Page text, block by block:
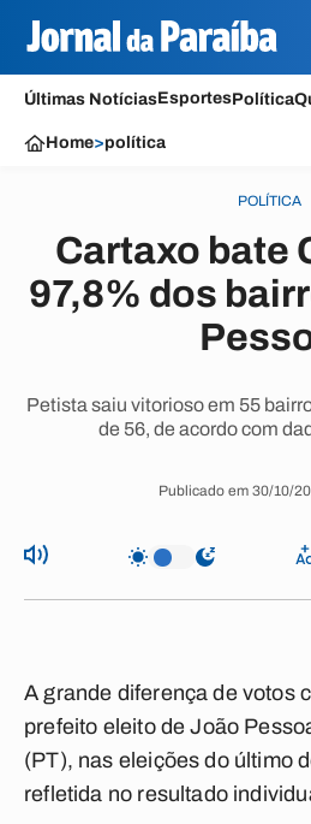
Últimas NotíciasEsportesPolítica
Home>política
POLÍTICA
Cartaxo bate
97,8% dos
Petista saiu vitorioso em 55
de 56, de acordo com
Publicado em 30/10/
A grande diferença de votos
prefeito eleito de João
(PT), nas eleições do último
refletida no resultado